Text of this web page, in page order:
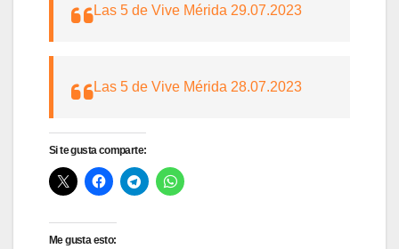
Las 5 de Vive Mérida 29.07.2023
Las 5 de Vive Mérida 28.07.2023
Si te gusta comparte:
Me gusta esto: